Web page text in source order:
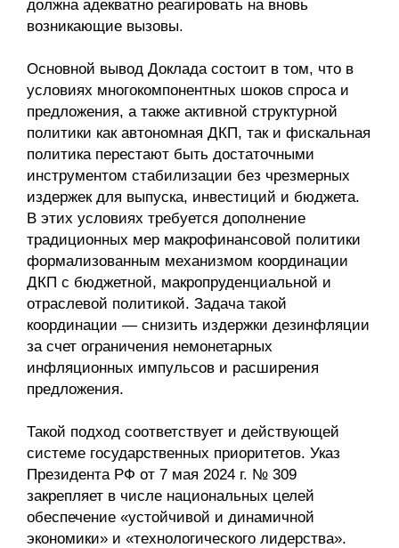
Российско-французский семинар
ЦДУ
Отрасли и регионы
Inforum
Ученый совет
Материалы
О совете
Регулярные прогнозы
Квартальный прогноз
Оценка индекса промышленного
производства
Российская Система Климатического
Мониторинга
должна адекватно реагировать на вновь
возникающие вызовы.
Основной вывод Доклада состоит в том, что в
условиях многокомпонентных шоков спроса и
предложения, а также активной структурной
политики как автономная ДКП, так и фискальная
политика перестают быть достаточными
инструментом стабилизации без чрезмерных
издержек для выпуска, инвестиций и бюджета.
В этих условиях требуется дополнение
традиционных мер макрофинансовой политики
формализованным механизмом координации
ДКП с бюджетной, макропруденциальной и
отраслевой политикой. Задача такой
координации — снизить издержки дезинфляции
за счет ограничения немонетарных
инфляционных импульсов и расширения
предложения.
Такой подход соответствует и действующей
системе государственных приоритетов. Указ
Президента РФ от 7 мая 2024 г. № 309
закрепляет в числе национальных целей
обеспечение «устойчивой и динамичной
экономики» и «технологического лидерства».